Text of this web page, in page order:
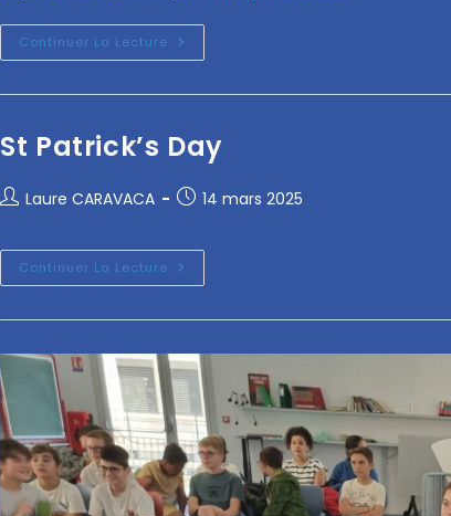
Continuer La Lecture
St Patrick’s Day
Laure CARAVACA 14 mars 2025
Continuer La Lecture